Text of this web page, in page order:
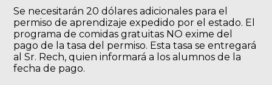
Se necesitarán 20 dólares adicionales para el
permiso de aprendizaje expedido por el estado. El
programa de comidas gratuitas NO exime del
pago de la tasa del permiso. Esta tasa se entregará
al Sr. Rech, quien informará a los alumnos de la
fecha de pago.